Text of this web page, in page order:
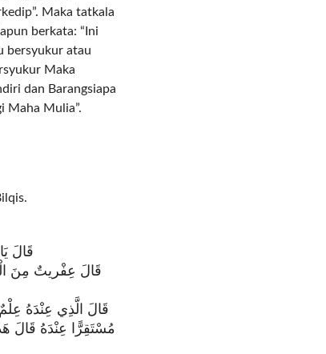
Maka tatkala
berkata: “Ini
bersyukur atau
Maka
dan Barangsiapa
Maha Mulia”.
قَالَ
قَالَ عِفْريتٌ مِنَ
قَالَ الَّذِي عِنْدَهُ
مُسْتَقِرًّا عِنْدَهُ قَالَ